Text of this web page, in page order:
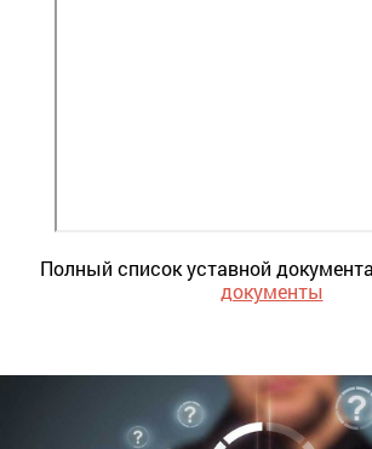
Полный список уставной
документы